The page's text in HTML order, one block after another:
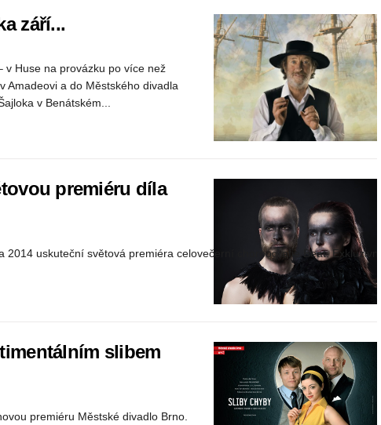
září...
v Huse na provázku po více než
Amadeovi a do Městského divadla
v Benátském...
premiéru díla
uskuteční světová premiéra celovečerní choreografie Beat.
slibem
premiéru Městské divadlo Brno.